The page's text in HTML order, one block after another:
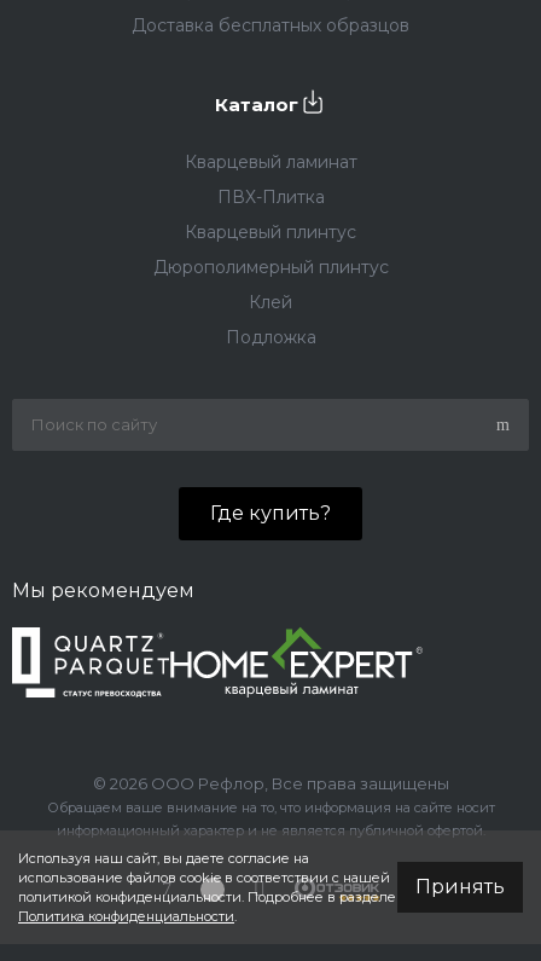
Доставка бесплатных образцов
Каталог
Кварцевый ламинат
ПВХ-Плитка
Кварцевый плинтус
Дюрополимерный плинтус
Клей
Подложка
Где купить?
Мы рекомендуем
© 2026 ООО Рефлор, Все права защищены
Обращаем ваше внимание на то, что информация на сайте носит
информационный характер и не является публичной офертой.
Используя наш сайт, вы даете согласие на
использование файлов cookie в соответствии с нашей
политикой конфиденциальности. Подробнее в разделе
Политика конфиденциальности.
Принять